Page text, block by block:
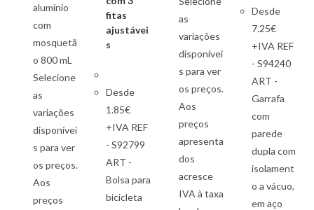
alumínio
com
mosquetã
o 800 mL
Selecione
as
variações
disponívei
s para ver
os preços.
Aos
preços
fitas
ajustávei
s
Desde
1.85€
+IVA REF
- S92799
ART -
Bolsa para
bicicleta
as
variações
disponívei
s para ver
os preços.
Aos
preços
apresenta
dos
acresce
IVA à taxa
Desde
7.25€
+IVA REF
- S94240
ART -
Garrafa
com
parede
dupla com
isolament
o a vácuo,
em aço